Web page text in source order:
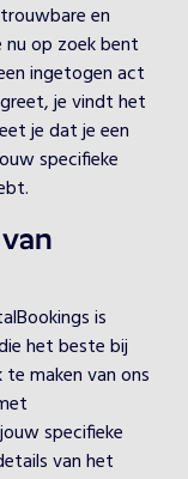
en
op zoek bent
ingetogen act
je vindt het
je dat je een
specifieke
is
het beste bij
maken van ons
specifieke
van het